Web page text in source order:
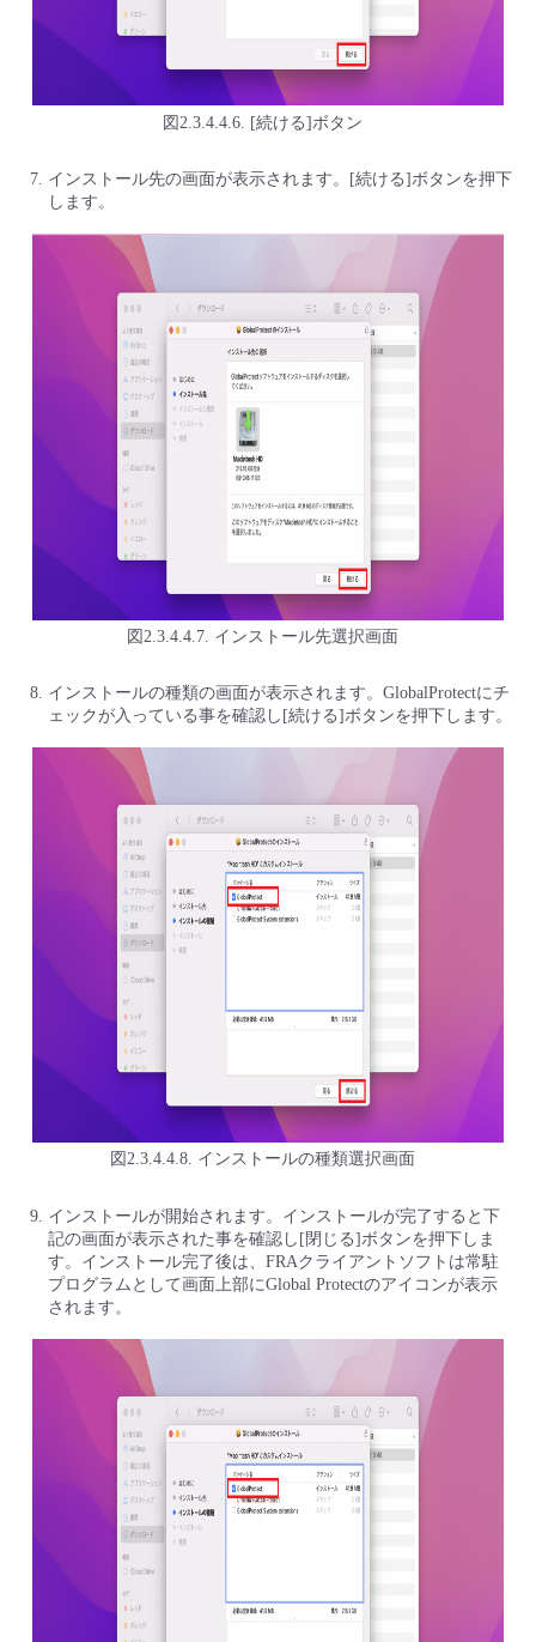
図2.3.4.4.6. [続ける]ボタン
インストール先の画面が表示されます。[続ける]ボタンを押下
します。
図2.3.4.4.7. インストール先選択画面
インストールの種類の画面が表示されます。GlobalProtectにチ
ェックが入っている事を確認し[続ける]ボタンを押下します。
図2.3.4.4.8. インストールの種類選択画面
インストールが開始されます。インストールが完了すると下
記の画面が表示された事を確認し[閉じる]ボタンを押下しま
す。インストール完了後は、FRAクライアントソフトは常駐
プログラムとして画面上部にGlobal Protectのアイコンが表示
されます。